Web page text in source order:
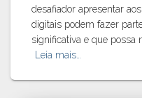
desafiador apresentar
digitais podem fazer
significativa e que possa
Leia mais…